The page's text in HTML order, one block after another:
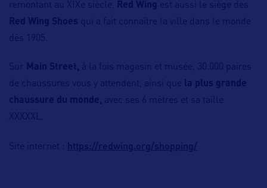
remontant au XIXe siècle,
Red Wing est aussi le siège des
Red Wing Shoes qui a fait connaître la ville dans le monde
dès 1905.
Sur Main Street, à la fois magasin et musée, 30.000 paires
de chaussures vous y attendent, ainsi que
la plus grande
chaussure du monde, avec ses 6 mètres et sa taille
XXXXXL.
Site internet : https://redwing.org/shopping/